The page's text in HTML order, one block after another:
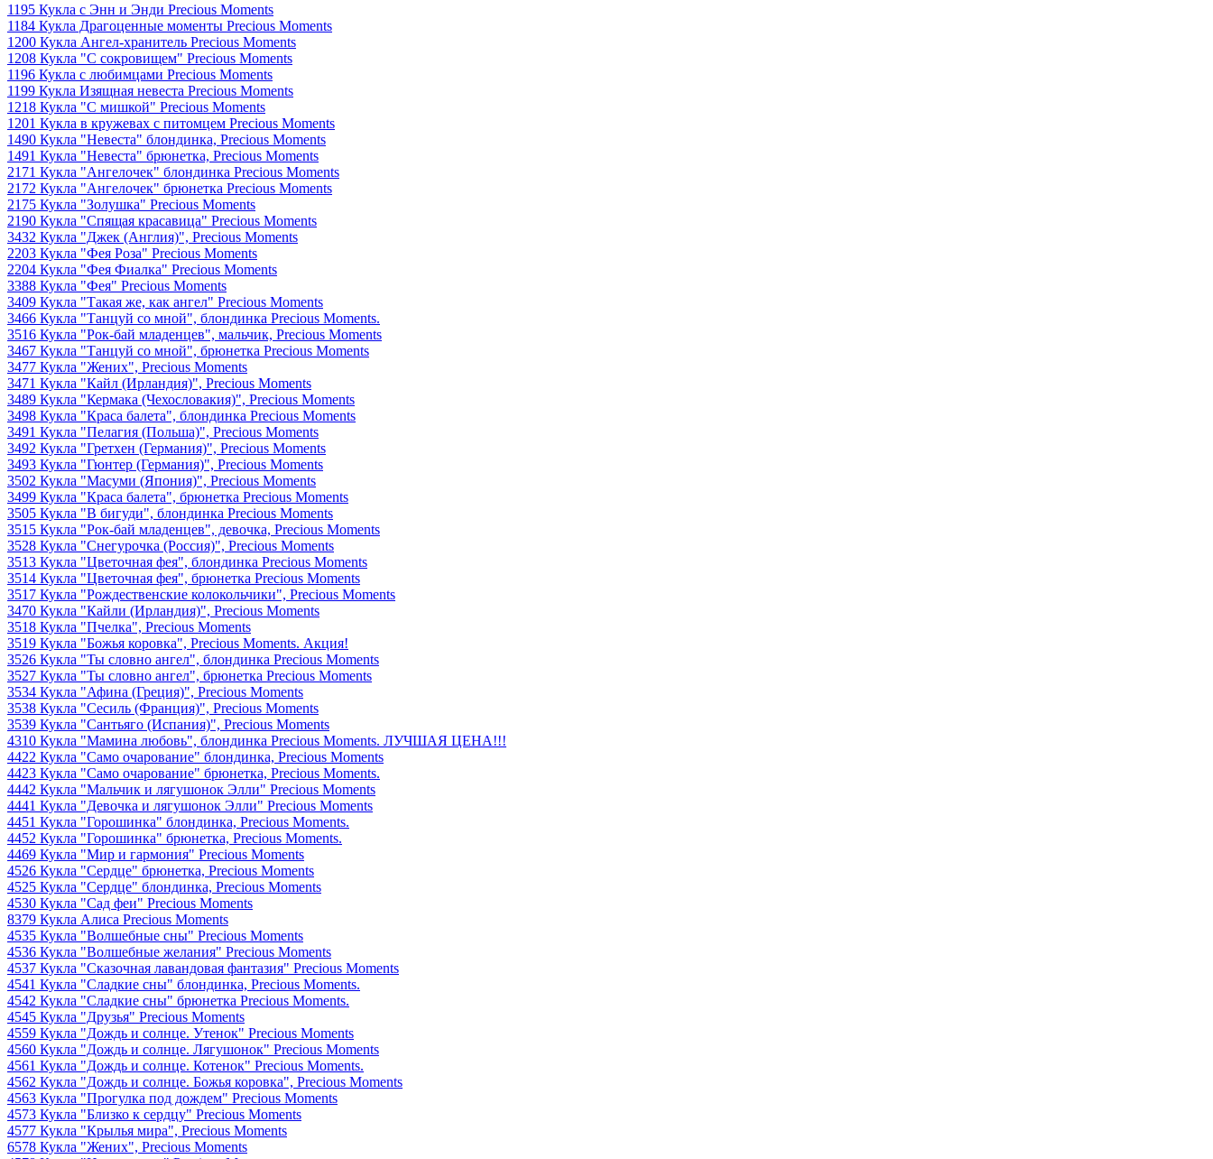
1195 Кукла с Энн и Энди Precious Moments
1184 Кукла Драгоценные моменты Precious Moments
1200 Кукла Ангел-хранитель Precious Moments
1208 Кукла "С сокровищем" Precious Moments
1196 Кукла с любимцами Precious Moments
1199 Кукла Изящная невеста Precious Moments
1218 Кукла "С мишкой" Precious Moments
1201 Кукла в кружевах с питомцем Precious Moments
1490 Кукла "Невеста" блондинка, Precious Moments
1491 Кукла "Невеста" брюнетка, Precious Moments
2171 Кукла "Ангелочек" блондинка Precious Moments
2172 Кукла "Ангелочек" брюнетка Precious Moments
2175 Кукла "Золушка" Precious Moments
2190 Кукла "Спящая красавица" Precious Moments
3432 Кукла "Джек (Англия)", Precious Moments
2203 Кукла "Фея Роза" Precious Moments
2204 Кукла "Фея Фиалка" Precious Moments
3388 Кукла "Фея" Precious Moments
3409 Кукла "Такая же, как ангел" Precious Moments
3466 Кукла "Танцуй со мной", блондинка Precious Moments.
3516 Кукла "Рок-бай младенцев", мальчик, Precious Moments
3467 Кукла "Танцуй со мной", брюнетка Precious Moments
3477 Кукла "Жених", Precious Moments
3471 Кукла "Кайл (Ирландия)", Precious Moments
3489 Кукла "Кермака (Чехословакия)", Precious Moments
3498 Кукла "Краса балета", блондинка Precious Moments
3491 Кукла "Пелагия (Польша)", Precious Moments
3492 Кукла "Гретхен (Германия)", Precious Moments
3493 Кукла "Гюнтер (Германия)", Precious Moments
3502 Кукла "Масуми (Япония)", Precious Moments
3499 Кукла "Краса балета", брюнетка Precious Moments
3505 Кукла "В бигуди", блондинка Precious Moments
3515 Кукла "Рок-бай младенцев", девочка, Precious Moments
3528 Кукла "Снегурочка (Россия)", Precious Moments
3513 Кукла "Цветочная фея", блондинка Precious Moments
3514 Кукла "Цветочная фея", брюнетка Precious Moments
3517 Кукла "Рождественские колокольчики", Precious Moments
3470 Кукла "Кайли (Ирландия)", Precious Moments
3518 Кукла "Пчелка", Precious Moments
3519 Кукла "Божья коровка", Precious Moments. Акция!
3526 Кукла "Ты словно ангел", блондинка Precious Moments
3527 Кукла "Ты словно ангел", брюнетка Precious Moments
3534 Кукла "Афина (Греция)", Precious Moments
3538 Кукла "Сесиль (Франция)", Precious Moments
3539 Кукла "Сантьяго (Испания)", Precious Moments
4310 Кукла "Мамина любовь", блондинка Precious Moments. ЛУЧШАЯ ЦЕНА!!!
4422 Кукла "Само очарование" блондинка, Precious Moments
4423 Кукла "Само очарование" брюнетка, Precious Moments.
4442 Кукла "Мальчик и лягушонок Элли" Precious Moments
4441 Кукла "Девочка и лягушонок Элли" Precious Moments
4451 Кукла "Горошинка" блондинка, Precious Moments.
4452 Кукла "Горошинка" брюнетка, Precious Moments.
4469 Кукла "Мир и гармония" Precious Moments
4526 Кукла "Сердце" брюнетка, Precious Moments
4525 Кукла "Сердце" блондинка, Precious Moments
4530 Кукла "Сад феи" Precious Moments
8379 Кукла Алиса Precious Moments
4535 Кукла "Волшебные сны" Precious Moments
4536 Кукла "Волшебные желания" Precious Moments
4537 Кукла "Сказочная лавандовая фантазия" Precious Moments
4541 Кукла "Сладкие сны" блондинка, Precious Moments.
4542 Кукла "Сладкие сны" брюнетка Precious Moments.
4545 Кукла "Друзья" Precious Moments
4559 Кукла "Дождь и солнце. Утенок" Precious Moments
4560 Кукла "Дождь и солнце. Лягушонок" Precious Moments
4561 Кукла "Дождь и солнце. Котенок" Precious Moments.
4562 Кукла "Дождь и солнце. Божья коровка", Precious Moments
4563 Кукла "Прогулка под дождем" Precious Moments
4573 Кукла "Близко к сердцу" Precious Moments
4577 Кукла "Крылья мира", Precious Moments
6578 Кукла "Жених", Precious Moments